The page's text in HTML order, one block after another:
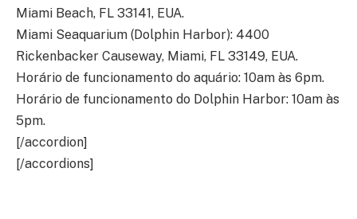
Miami Beach, FL 33141, EUA.
Miami Seaquarium (Dolphin Harbor): 4400
Rickenbacker Causeway, Miami, FL 33149, EUA.
Horário de funcionamento do aquário: 10am às 6pm.
Horário de funcionamento do Dolphin Harbor: 10am às
5pm.
[/accordion]
[/accordions]